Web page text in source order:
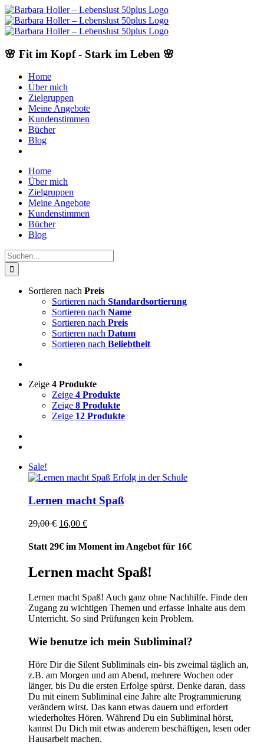
Skip
to
content
🌸 Fit im Kopf - Stark im Leben 🌸
Home
Über mich
Zielgruppen
Meine Angebote
Kundenstimmen
Bücher
Blog
Home
Über mich
Zielgruppen
Meine Angebote
Kundenstimmen
Bücher
Blog
Suche
nach:
Sortieren nach Preis
Sortieren nach Standardsortierung
Sortieren nach Name
Sortieren nach Preis
Sortieren nach Datum
Sortieren nach Beliebtheit
Zeige 4 Produkte
Zeige 4 Produkte
Zeige 8 Produkte
Zeige 12 Produkte
Sale!
Lernen macht Spaß
29,00€ Ursprünglicher
war:
16,00 €Aktueller
ist:
Statt 29€ im Moment im Angebot für 16€
Lernen macht Spaß!
Lernen macht Spaß! Auch ganz ohne Nachhilfe. Finde den
Zugang zu wichtigen Themen und erfasse Inhalte aus dem
Unterricht. So sind Prüfungen kein Problem.
Wie benutze ich mein Subliminal?
Höre Dir die Silent Subliminals ein- bis zweimal täglich an,
z.B. am Morgen und am Abend, mehrere Wochen oder
länger, bis Du die ersten Erfolge spürst. Denke daran, dass
Du mit einem Subliminal eine Jahre alte Programmierung
verändern wirst. Das kann etwas dauern und erfordert
wiederholtes Hören. Während Du ein Subliminal hörst,
kannst Du Dich mit etwas anderem beschäftigen, lesen oder
Hausarbeit machen.